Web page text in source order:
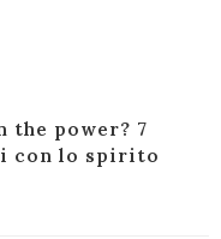
power? 7
con lo spirito